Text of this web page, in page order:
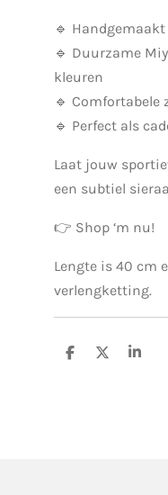
🔹
🔹 Duurzame
kleuren
🔹
🔹 Perfect als
Laat jouw
een subtiel
👉 Shop ‘m nu!
Lengte is 40 cm
verlengketting.
D
D
S